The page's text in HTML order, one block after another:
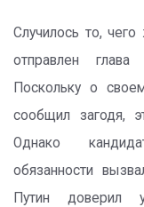
Случилось то,
отправлен глава
Поскольку о
сообщил загодя,
Однако
обязанности
Путин доверил